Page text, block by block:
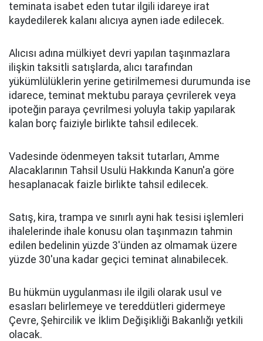
teminata isabet eden tutar ilgili idareye irat
kaydedilerek kalanı alıcıya aynen iade edilecek.
Alıcısı adına mülkiyet devri yapılan taşınmazlara
ilişkin taksitli satışlarda, alıcı tarafından
yükümlülüklerin yerine getirilmemesi durumunda ise
idarece, teminat mektubu paraya çevrilerek veya
ipoteğin paraya çevrilmesi yoluyla takip yapılarak
kalan borç faiziyle birlikte tahsil edilecek.
Vadesinde ödenmeyen taksit tutarları, Amme
Alacaklarının Tahsil Usulü Hakkında Kanun'a göre
hesaplanacak faizle birlikte tahsil edilecek.
Satış, kira, trampa ve sınırlı ayni hak tesisi işlemleri
ihalelerinde ihale konusu olan taşınmazın tahmin
edilen bedelinin yüzde 3'ünden az olmamak üzere
yüzde 30'una kadar geçici teminat alınabilecek.
Bu hükmün uygulanması ile ilgili olarak usul ve
esasları belirlemeye ve tereddütleri gidermeye
Çevre, Şehircilik ve İklim Değişikliği Bakanlığı yetkili
olacak.